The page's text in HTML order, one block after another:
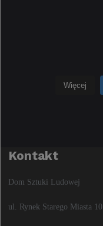
Więcej
Kontakt
Dom Sztuki Ludowej
ul. Rynek Starego Miasta 10